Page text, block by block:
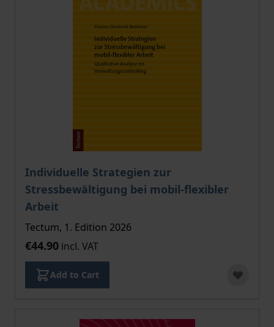
Individuelle Strategien zur
Stressbewältigung bei mobil-flexibler
Arbeit
Tectum, 1. Edition 2026
€44.90 incl. VAT
Add to Cart